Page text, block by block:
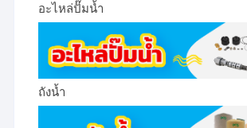
อะไหล่ปั๊มน้ำ
ถังน้ำ